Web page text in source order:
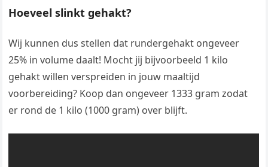
Hoeveel slinkt gehakt?
Wij kunnen dus stellen dat rundergehakt ongeveer
25% in volume daalt! Mocht jij bijvoorbeeld 1 kilo
gehakt willen verspreiden in jouw maaltijd
voorbereiding? Koop dan ongeveer 1333 gram zodat
er rond de 1 kilo (1000 gram) over blijft.